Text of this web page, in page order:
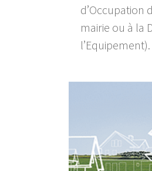
d’Occupation
mairie ou à la
l’Equipement).